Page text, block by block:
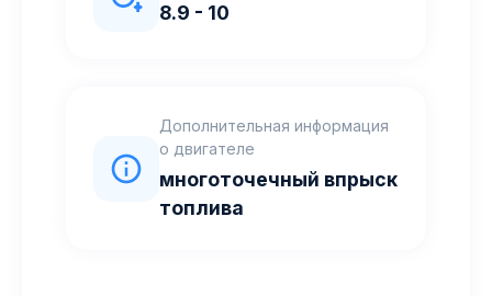
8.9 - 10
Дополнительная информация
о двигателе
многоточечный впрыск
топлива